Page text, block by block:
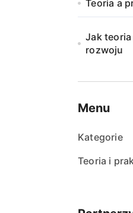
Teoria a
Jak
rozwoju
Menu
Kategorie
Teoria i